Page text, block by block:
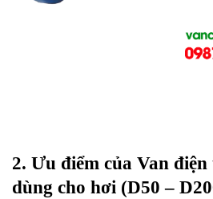
2. Ưu điểm của Van
dùng cho hơi (D50 –